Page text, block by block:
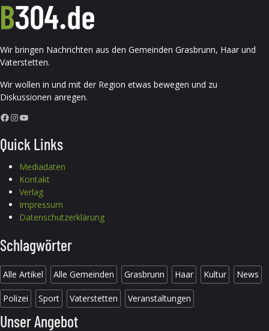
Wir bringen Nachrichten aus den Gemeinden Grasbrunn, Haar und
Vaterstetten.
Wir wollen in und mit der Region etwas bewegen und zu
Diskussionen anregen.
Facebook InstagramYouTube
Quick Links
Mediadaten
Kontakt
Verlag
Impressum
Datenschutzerklärung
Schlagwörter
Alle Artikel Alle Gemeinden Grasbrunn Haar Kultur News
Polizei Sport Vaterstetten Veranstaltungen
Unser Angebot